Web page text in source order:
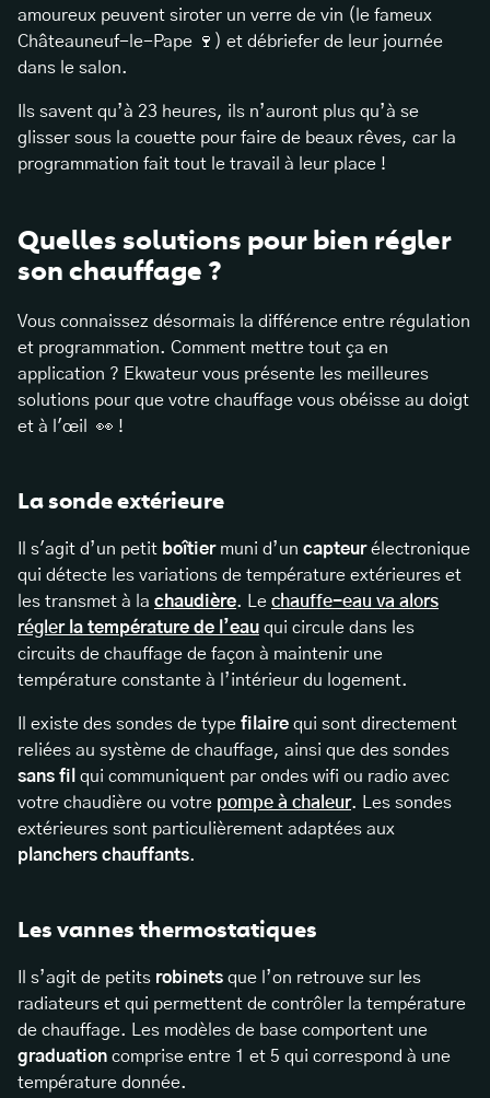
amoureux peuvent siroter un verre de vin (le fameux
Châteauneuf-le-Pape 🍷) et débriefer de leur journée
dans le salon.
Ils savent qu’à 23 heures, ils n’auront plus qu’à se
glisser sous la couette pour faire de beaux rêves, car la
programmation fait tout le travail à leur place !
Quelles solutions pour bien régler
son chauffage ?
Vous connaissez désormais la différence entre régulation
et programmation. Comment mettre tout ça en
application ? Ekwateur vous présente les meilleures
solutions pour que votre chauffage vous obéisse au doigt
et à l'œil 👀 !
La sonde extérieure
Il s'agit d’un petit boîtiermuni d’un capteurélectronique
qui détecte les variations de température extérieures et
les transmet à la chaudière. Le chauffe-eau va alors
régler la température de l’eau qui circule dans les
circuits de chauffage de façon à maintenir une
température constante à l’intérieur du logement.
Il existe des sondes de type filaire qui sont directement
reliées au système de chauffage, ainsi que des sondes
sans fil qui communiquent par ondes wifi ou radio avec
votre chaudière ou votre pompe à chaleur. Les sondes
extérieures sont particulièrement adaptées aux
planchers chauffants.
Les vannes thermostatiques
Il s’agit de petits robinets que l’on retrouve sur les
radiateurs et qui permettent de contrôler la température
de chauffage. Les modèles de base comportent une
graduation comprise entre 1 et 5 qui correspond à une
température donnée.